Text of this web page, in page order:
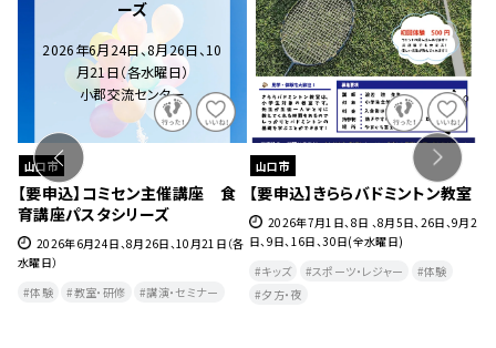
ーズ
2026年6月24日、8月26日、10
月21日（各水曜日）
小郡交流センター
山口市
【要申込】コミセン主催講座 食
育講座パスタシリーズ
2026年6月24日、8月26日、10月21日（各
水曜日）
体験
教室・研修 講演・セミナー
山口市
【要申込】きららバドミントン教室
2026年7月1日、8日 、8月5日、26日、9月2
日、9日、16日、30日(全水曜日)
キッズ
スポーツ・レジャー
体験
夕方・夜​